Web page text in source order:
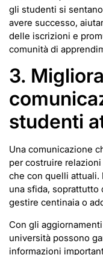
gli studenti si
avere successo,
delle iscrizioni e
comunità di
3.
studenti
Una comunicazione
per costruire
che con quelli attuali.
una sfida, soprattutto
gestire centinaia o
Con gli
università possono
informazioni